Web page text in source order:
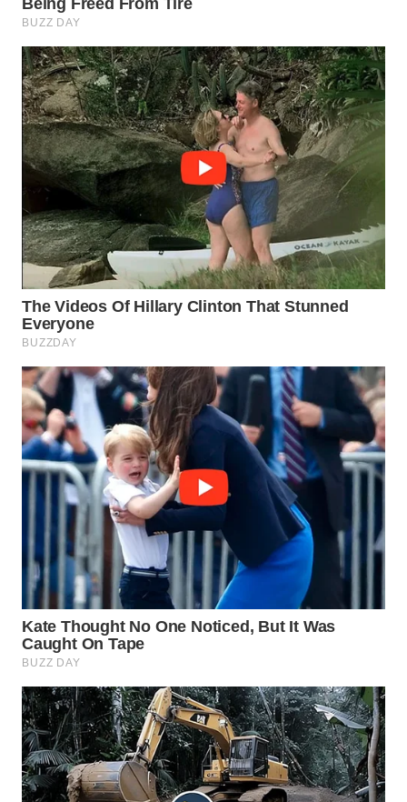
LABUANBAJO
WN
BORNEO
Wahana
Group
WAHANA
NEWS
WAHANA
TANI
WAHANA
ADVOKAT
WAHANA
INFRASTRUKTUR
WAHANA
KONSUMEN
WAHANA
LISTRIK
WAHANA
TRAVEL
WAHANA
TV
WAHANANEWS